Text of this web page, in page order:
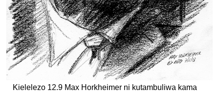
Kielelezo 12.9 Max Horkheimer ni kutambuliwa kama